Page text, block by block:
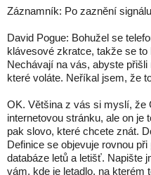
Záznamník: Po zaznění
David Pogue: Bohužel se
klávesové zkratce, takže se
Nechávají na vás, abyste
které voláte. Neříkal jsem, že
OK. Většina z vás si myslí, že
internetovou stránku, ale on je
pak slovo, které chcete znát.
Definice se objevuje rovnou
databáze letů a letišť. Napište
vám, kde je letadlo, na kterém